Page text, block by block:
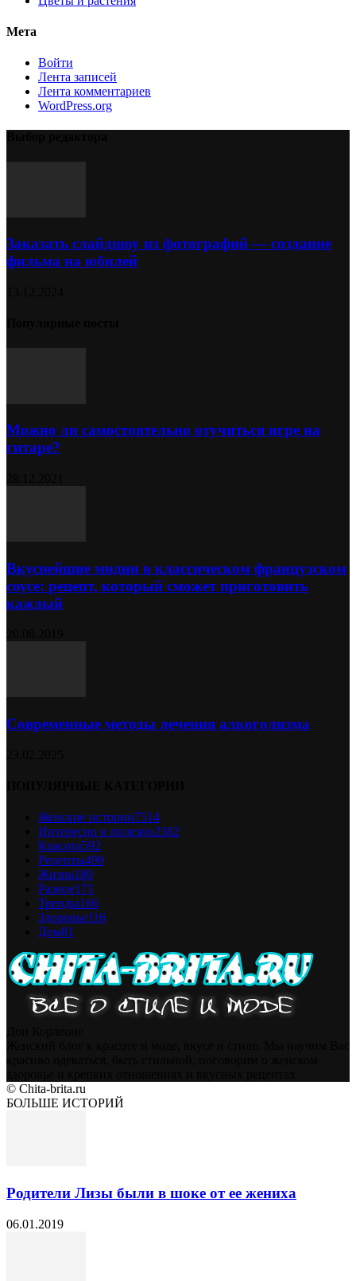
Мета
Войти
Лента записей
Лента комментариев
WordPress.org
Заказать слайдшоу из фотографий — создание
фильма на юбилей
Можно ли самостоятельно отучиться игре на
гитаре?
Вкуснейшие мидии в классическом французском
соусе: рецепт, который сможет приготовить
каждый
Современные методы лечения алкоголизма
Женские истории7514
Интересно и полезно2382
Красота592
Рецепты499
Жизнь180
Разное171
Тренды166
Здоровье116
Дом81
© Chita-brita.ru
БОЛЬШЕ ИСТОРИЙ
Родители Лизы были в шоке от ее жениха
06.01.2019